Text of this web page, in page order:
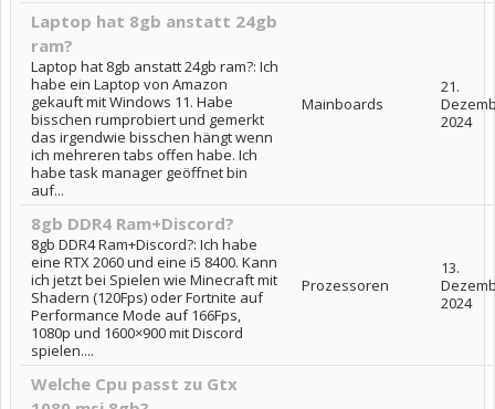
Laptop hat 8gb anstatt 24gb
ram?
Laptop hat 8gb anstatt 24gb ram?: Ich
habe ein Laptop von Amazon
gekauft mit Windows 11. Habe
bisschen rumprobiert und gemerkt
das irgendwie bisschen hängt wenn
ich mehreren tabs offen habe. Ich
habe task manager geöffnet bin
auf...
Mainboards
21.
2024
8gb DDR4 Ram+Discord?
8gb DDR4 Ram+Discord?: Ich habe
eine RTX 2060 und eine i5 8400. Kann
ich jetzt bei Spielen wie Minecraft mit
Shadern (120Fps) oder Fortnite auf
Performance Mode auf 166Fps,
1080p und 1600×900 mit Discord
spielen....
Prozessoren
13.
2024
Welche Cpu passt zu Gtx